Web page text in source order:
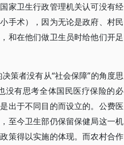
家卫生行政管理机关认可没有经
手术），因为无论是政府、村民
和在他们做卫生员时给他们开足
策者没有从“社会保障”的角度思
没有思考全体国民医疗保险的必
出于不同目的而设立的。公费医
至今卫生部仍保留保健局这一机
策得以实施的体现。而农村合作